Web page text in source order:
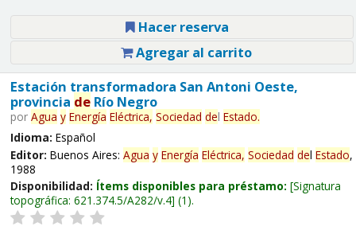
Hacer reserva
Agregar al carrito
Estación transformadora San Antoni Oeste,
provincia deRío Negro
por Agua y Energía Eléctrica, Sociedad del Estado.
Idioma: Español
Editor: Buenos Aires: Agua y Energía Eléctrica, Sociedad del Estado,
1988
Disponibilidad: Ítems disponibles para préstamo: Signatura
topográfica: 621.374.5/A282/v.4 (1).